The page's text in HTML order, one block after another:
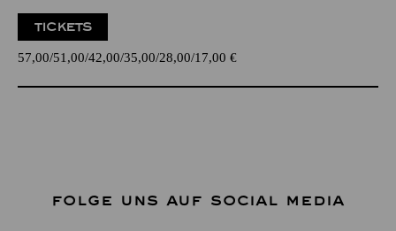
TICKETS
57,00 51,00 42,00 35,00 28,00 17,00 €
FOLGE UNS AUF SOCIAL MEDIA